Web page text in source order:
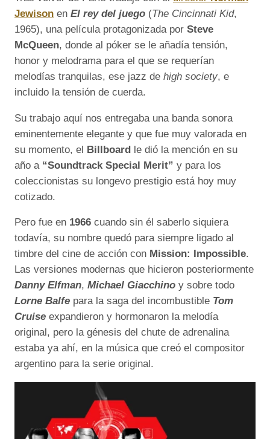
Jewison en El rey del juego (The Cincinnati Kid,
1965), una película protagonizada por Steve
McQueen, donde al póker se le añadía tensión,
honor y melodrama para el que se requerían
melodías tranquilas, ese jazz de high society, e
incluido la tensión de cuerda.
Su trabajo aquí nos entregaba una banda sonora
eminentemente elegante y que fue muy valorada en
su momento, el Billboard le dió la mención en su
año a “Soundtrack Special Merit” y para los
coleccionistas su longevo prestigio está hoy muy
cotizado.
Pero fue en 1966 cuando sin él saberlo siquiera
todavía, su nombre quedó para siempre ligado al
timbre del cine de acción con Mission: Impossible.
Las versiones modernas que hicieron posteriormente
Danny Elfman, Michael Giacchino y sobre todo
Lorne Balfe para la saga del incombustible Tom
Cruise expandieron y hormonaron la melodía
original, pero la génesis del chute de adrenalina
estaba ya ahí, en la música que creó el compositor
argentino para la serie original.